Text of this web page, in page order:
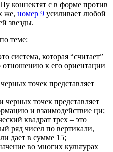
коннектят с в форме против
же, номер 9 усиливает любой
звезды.
теме:
система, которая “считает”
отношению к его ориентации
точек представляет
точек представляет
и взаимодействие ци;
квадрат трех – это
ряд чисел по вертикали,
дает в сумме 15;
во многих культурах